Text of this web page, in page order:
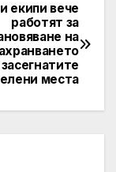
екипи вече
работят за
на
места